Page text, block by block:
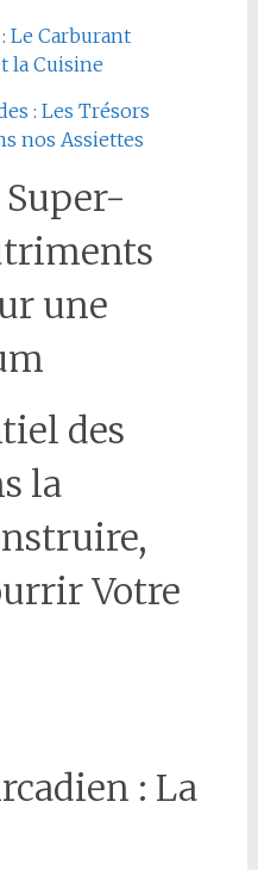
Le Carburant
la Cuisine
: Les Trésors
nos Assiettes
une
des
la
Votre
: La